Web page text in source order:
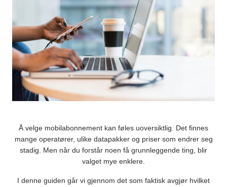
Å velge mobilabonnement kan føles uoversiktlig. Det finnes
mange operatører, ulike datapakker og priser som endrer seg
stadig. Men når du forstår noen få grunnleggende ting, blir
valget mye enklere.
I denne guiden går vi gjennom det som faktisk avgjør hvilket